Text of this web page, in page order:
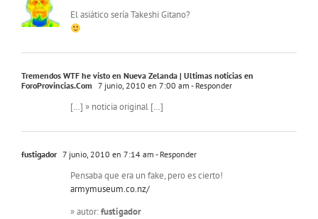
El asiático sería Takeshi Gitano?
Tremendos WTF he visto en Nueva Zelanda | Ultimas noticias en
ForoProvincias.Com 7 junio, 2010 en 7:00 am - Responder
[…] » noticia original […]
fustigador 7 junio, 2010 en 7:14 am - Responder
Pensaba que era un fake, pero es cierto!
armymuseum.co.nz/
» autor:fustigador